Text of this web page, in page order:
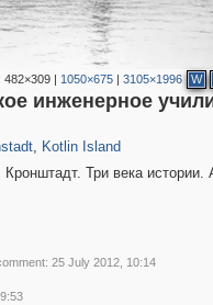
482×309 | 1050×675 |3105×1996 W
инженерное
, Kotlin Island
Три века истории.
25 July 2012, 10:14